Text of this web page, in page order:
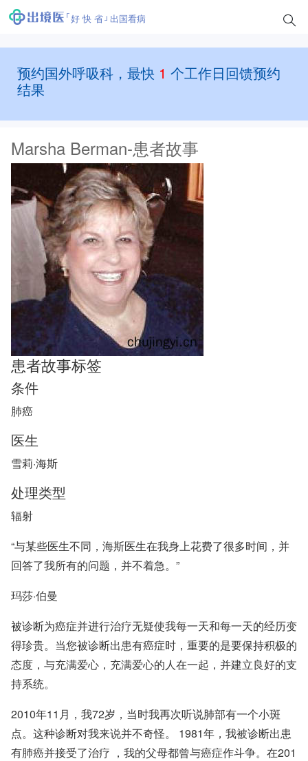
好 快 省 出国看病
预约国外呼吸科，最快 1 个工作日回馈预约
结果
Marsha Berman-患者故事
患者故事标签
条件
肺癌
医生
雪莉·海斯
处理类型
辐射
“与某些医生不同，海斯医生在我身上花费了很多时间，并
回答了我所有的问题，并不着急。”
玛莎·伯曼
被诊断为癌症并进行治疗无疑使我每一天和每一天的经历变
得珍贵。当您被诊断出患有癌症时，重要的是要保持积极的
态度，与充满爱心，充满爱心的人在一起，并建立良好的支
持系统。
2010年11月，我72岁，当时我再次听说肺部有一个小斑
点。这种诊断对我来说并不奇怪。 1981年，我被诊断出患
有肺癌并接受了治疗 ，我的父母都曾与癌症作斗争。在201